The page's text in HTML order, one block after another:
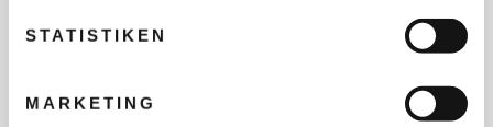
STATISTIKEN
MARKETING
Entdeckungsreisen durch den Tiefschnee ein
Sie kein kosmisches Lichtspiel verpassen.